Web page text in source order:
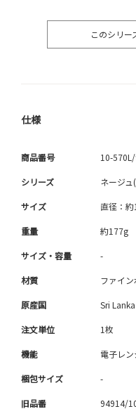
このシリー
仕様
商品番号 10-
シリーズ ネージ
サイズ 直径：
重量 約177g
サイズ・容量 -
材質 ファイ
原産国 Sri Lanka
注文単位 1枚
機能 電子レ
梱包サイズ -
旧品番 94914/